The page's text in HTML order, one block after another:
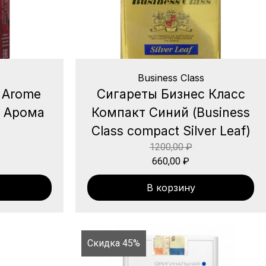
Арома
Business Class
Сигареты Бизнес Класс
Компакт Синий (Business
Class compact Silver Leaf)
1200,00₽
660,00 ₽
В корзину
Скидка 45%